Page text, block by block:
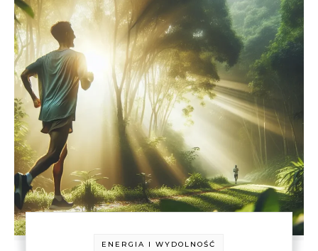
ENERGIA I WYDOLNOŚĆ